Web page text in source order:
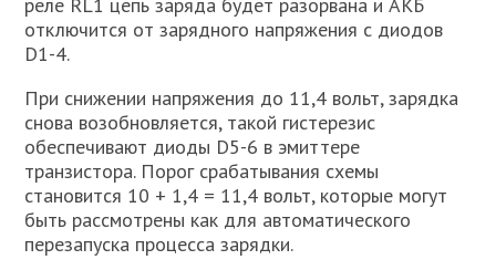
отключится от зарядного напряжения с диодов
D1-4.
При снижении напряжения до 11,4 вольт, зарядка
снова возобновляется, такой гистерезис
обеспечивают диоды D5-6 в эмиттере
транзистора. Порог срабатывания схемы
становится 10 + 1,4 = 11,4 вольт, которые могут
быть рассмотрены как для автоматического
перезапуска процесса зарядки.